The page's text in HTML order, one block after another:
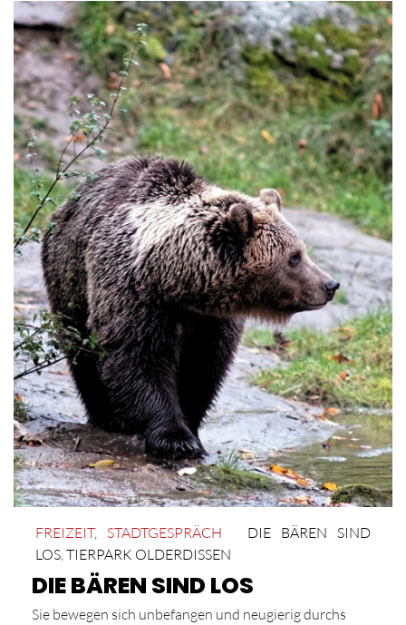
FREIZEIT, STADTGESPRÄCH
DIE BÄREN SIND
LOS TIERPARK OLDERDISSEN
DIE BÄREN SIND LOS
Sie bewegen sich unbefangen und neugierig durchs